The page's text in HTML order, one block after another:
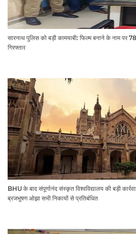
सारनाथ पुलिस को बड़ी कामयाबी: फिल्म बनाने के नाम पर
गिरफ्तार
BHU के बाद संपूर्णानंद संस्कृत विश्वविद्यालय की बड़ी
ब्रजभूषण ओझा सभी निकायों से प्रतिबंधित